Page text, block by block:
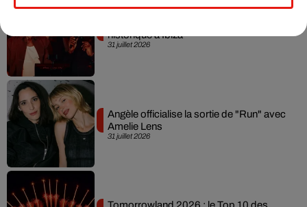
31 juillet 2026
historique à Ibiza
31 juillet 2026
Angèle officialise la sortie de "Run" avec
Amelie Lens